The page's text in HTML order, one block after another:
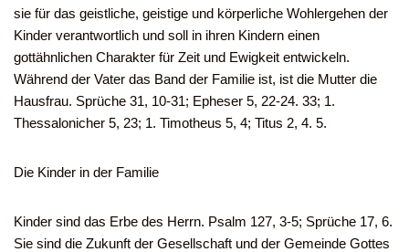
sie für das geistliche, geistige und körperliche Wohlergehen der
Kinder verantwortlich und soll in ihren Kindern einen
gottähnlichen Charakter für Zeit und Ewigkeit entwickeln.
Während der Vater das Band der Familie ist, ist die Mutter die
Hausfrau. Sprüche 31, 10-31; Epheser 5, 22-24. 33; 1.
Thessalonicher 5, 23; 1. Timotheus 5, 4; Titus 2, 4. 5.
Die Kinder in der Familie
Kinder sind das Erbe des Herrn. Psalm 127, 3-5; Sprüche 17, 6.
Sie sind die Zukunft der Gesellschaft und der Gemeinde Gottes